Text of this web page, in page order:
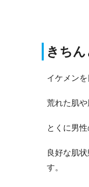
きち
イケメン
荒れた肌
とくに男
良好な肌状
す。